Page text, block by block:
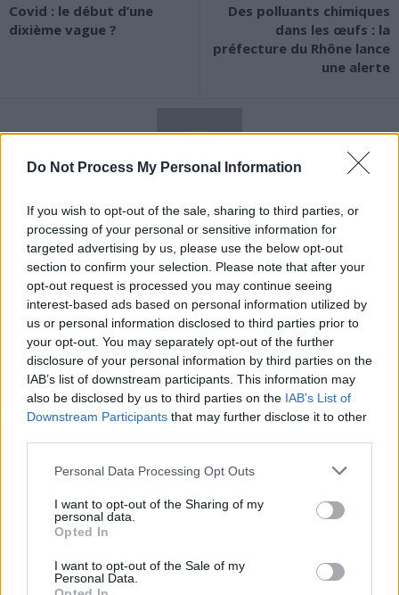
Do Not Process My Personal Information
If you wish to opt-out of the sale, sharing to third parties, or
processing of your personal or sensitive information for
targeted advertising by us, please use the below opt-out
section to confirm your selection. Please note that after your
opt-out request is processed you may continue seeing
interest-based ads based on personal information utilized by
us or personal information disclosed to third parties prior to
your opt-out. You may separately opt-out of the further
disclosure of your personal information by third parties on the
IAB’s list of downstream participants. This information may
also be disclosed by us to third parties on the IAB’s List of
Downstream Participants that may further disclose it to other
Personal Data Processing Opt Outs
I want to opt-out of the Sharing of my
personal data.
Opted In
I want to opt-out of the Sale of my
Personal Data.
Covid : le début d’une
dixième vague ?
Des polluants chimiques
dans les œufs : la
préfecture du Rhône lance
une alerte
News Santé
https://news-sante.fr
ARTICLES CONNEXES PLUS DE L'AUTEUR
Santé
Canicule : les conseils
essentiels des
éviter le danger
Santé
Éclipse du 12 août :
attention à la pénurie de
Santé
Un chewing-gum
révolutionnaire pour
buccal
Populaires
Médicament retiré en urgence pour risques graves et données falsifiées